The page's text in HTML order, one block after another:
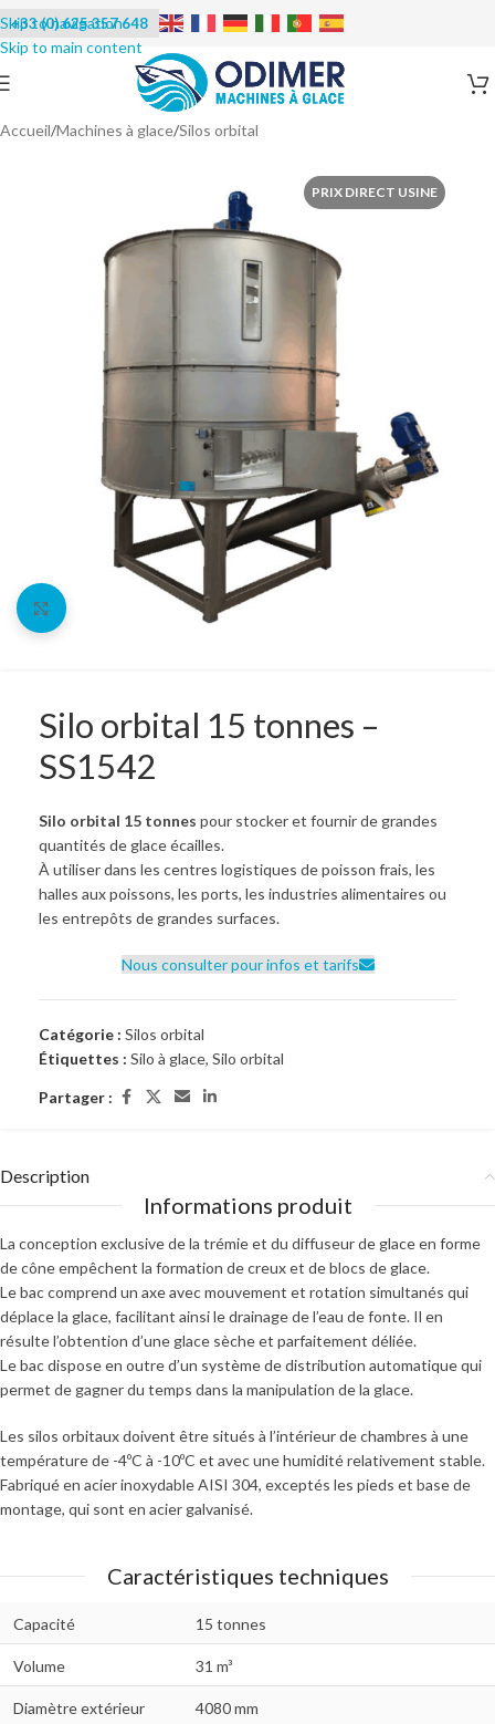
Crédit | Leasing | LOA
connaître les modalités, contactez-nouspar email
par téléphone au 06 25 35 76 48.
+33 (0) 625 357 648
Accueil/Machines à glace/Silos orbital
PRIX DIRECT USINE
Agrandir l'image
Silo orbital 15 tonnes –
SS1542
Silo orbital 15 tonnes pour stocker et fournir de grandes
quantités de glace écailles.
À utiliser dans les centres logistiques de poisson frais, les
halles aux poissons, les ports, les industries alimentaires ou
les entrepôts de grandes surfaces.
Nous consulter pour infos et tarifs
Catégorie : Silos orbital
Étiquettes : Silo à glace, Silo orbital
Partager :
Description
Informations produit
La conception exclusive de la trémie et du diffuseur de glace en forme
de cône empêchent la formation de creux et de blocs de glace.
Le bac comprend un axe avec mouvement et rotation simultanés qui
déplace la glace, facilitant ainsi le drainage de l’eau de fonte. Il en
résulte l’obtention d’une glace sèche et parfaitement déliée.
Le bac dispose en outre d’un système de distribution automatique qui
permet de gagner du temps dans la manipulation de la glace.
Les silos orbitaux doivent être situés à l’intérieur de chambres à une
température de -4ºC à -10ºC et avec une humidité relativement stable.
Fabriqué en acier inoxydable AISI 304, exceptés les pieds et base de
montage, qui sont en acier galvanisé.
Caractéristiques techniques
Capacité 15 tonnes
Volume 31 m³
Diamètre extérieur 4080 mm